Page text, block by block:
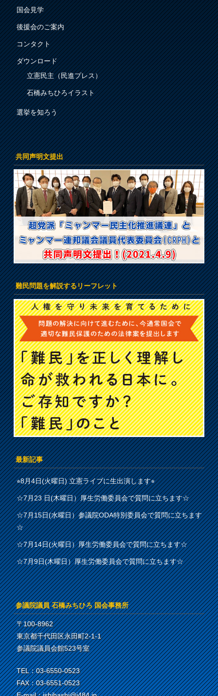
国会見学
後援会のご案内
コンタクト
ダウンロード
立憲民主（民進プレス）
石橋みちひろイラスト
選挙を知ろう
共同声明文提出
難民問題を解説するリーフレット
最新記事
⭐︎8月4日(火曜日) 立憲ライブに生出演します⭐︎
☆7月23 日(木曜日）厚生労働委員会で質問に立ちます☆
☆7月15日(水曜日）参議院ODA特別委員会で質問に立ちます
☆
☆7月14日(火曜日）厚生労働委員会で質問に立ちます☆
☆7月9日(木曜日）厚生労働委員会で質問に立ちます☆
参議院議員 石橋みちひろ 国会事務所
〒100-8962
東京都千代田区永田町2-1-1
参議院議員会館523号室
TEL：03-6550-0523
FAX：03-6551-0523